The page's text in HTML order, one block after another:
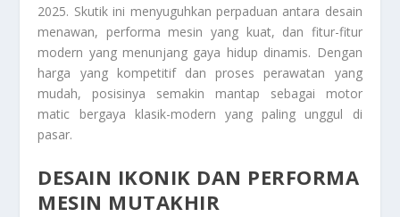
2025. Skutik ini menyuguhkan perpaduan antara desain
menawan, performa mesin yang kuat, dan fitur-fitur
modern yang menunjang gaya hidup dinamis. Dengan
harga yang kompetitif dan proses perawatan yang
mudah, posisinya semakin mantap sebagai motor
matic bergaya klasik-modern yang paling unggul di
pasar.
DESAIN IKONIK DAN PERFORMA
MESIN MUTAKHIR